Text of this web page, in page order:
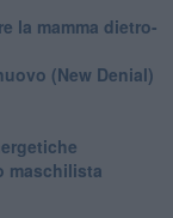
la mamma dietro-
(New Denial)
maschilista